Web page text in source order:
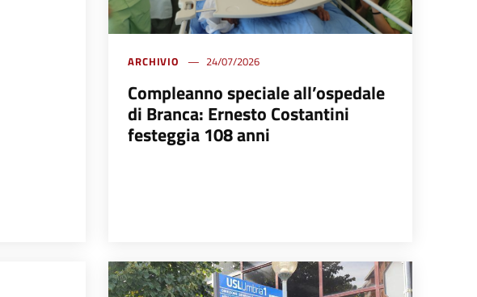
ARCHIVIO 24/07/2026
Compleanno speciale all’ospedale
di Branca: Ernesto Costantini
festeggia 108 anni